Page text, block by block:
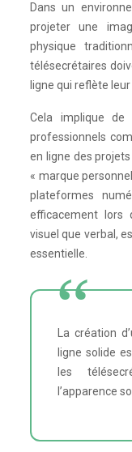
Dans un
projeter une
physique
télésecrétaires
ligne qui reflète
Cela implique
professionnels
en ligne des
« marque
plateformes
efficacement lors
visuel que verbal,
essentielle.
La création
ligne solide
les
l’apparence